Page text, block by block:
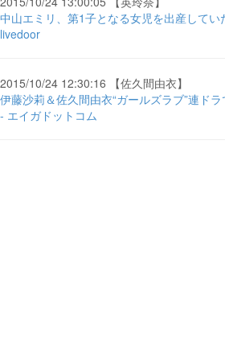
中山エミリ、第1子となる女児を出産して
livedoor
2015/10/24 12:30:16 【佐久間由衣】
伊藤沙莉＆佐久間由衣“ガールズラブ”連ド
- エイガドットコム